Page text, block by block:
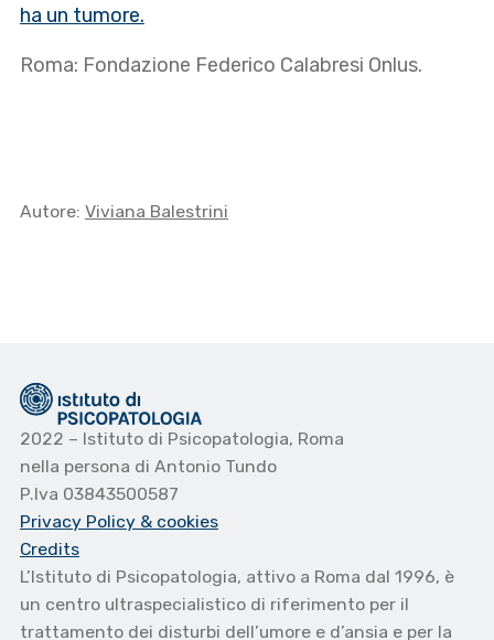
ha un tumore.
Roma: Fondazione Federico Calabresi Onlus.
Autore: Viviana Balestrini
2022 – Istituto di Psicopatologia, Roma
nella persona di Antonio Tundo
P.Iva 03843500587
Privacy Policy & cookies
Credits
L’Istituto di Psicopatologia, attivo a Roma dal 1996, è
un centro ultraspecialistico di riferimento per il
trattamento dei disturbi dell’umore e d’ansia e per la